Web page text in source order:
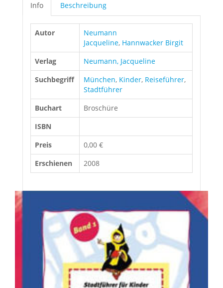
Info Beschreibung
Autor
Neumann
Jacqueline, Hannwacker Birgit
Verlag
Neumann, Jacqueline
Suchbegriff
München, Kinder, Reiseführer,
Stadtführer
Buchart
Broschüre
ISBN
Preis
0,00 €
Erschienen
2008